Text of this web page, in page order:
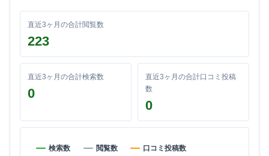
直近3ヶ月の合計閲覧数
223
直近3ヶ月の合計検索数
0
直近3ヶ月の合計口コミ投稿
数
0
検索数 閲覧数 口コミ投稿数